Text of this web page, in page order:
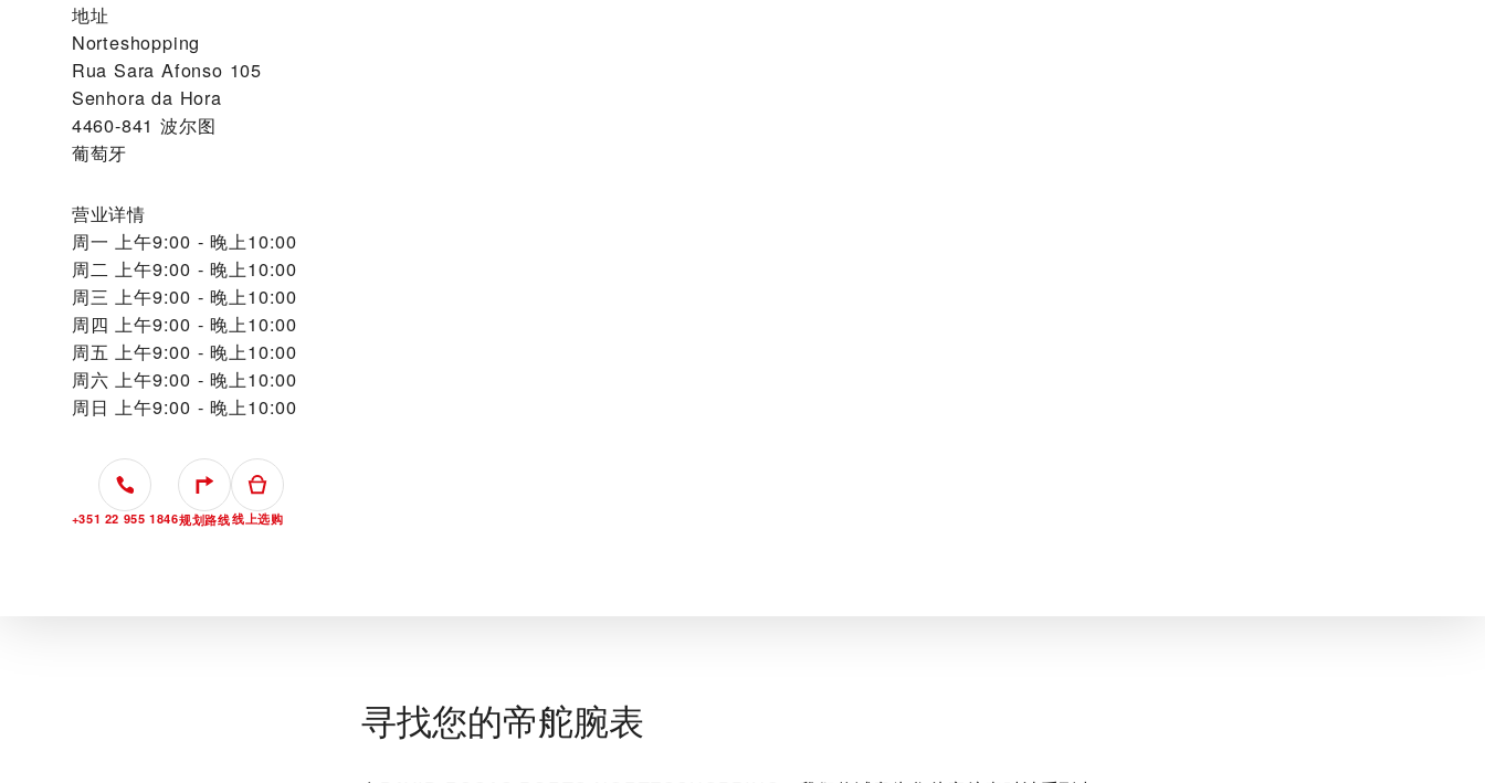
地址
Norteshopping
Rua Sara Afonso 105
Senhora da Hora
4460-841 波尔图
葡萄牙
营业详情
周一 上午9:00 - 晚上10:00
周二 上午9:00 - 晚上10:00
周三 上午9:00 - 晚上10:00
周四 上午9:00 - 晚上10:00
周五 上午9:00 - 晚上10:00
周六 上午9:00 - 晚上10:00
周日 上午9:00 - 晚上10:00
+351 22 955 1846规划路线线上选购
寻找您的帝舵腕表